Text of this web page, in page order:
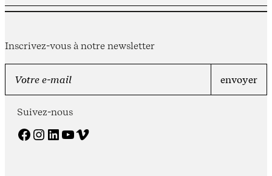
Inscrivez-vous à notre newsletter
Suivez-nous
Facebook Instagram LinkedIn YouTube Vimeo